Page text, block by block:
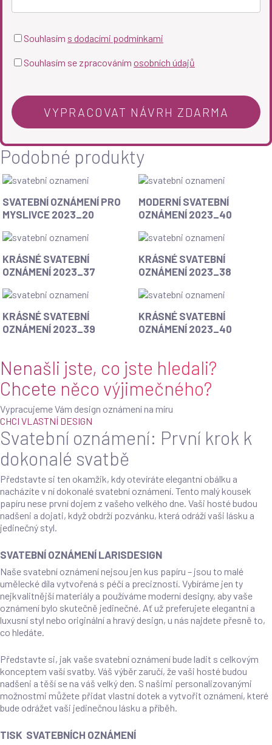
Souhlasím s dodacími podmínkami
Souhlasím se zpracováním osobních údajů
Podobné produkty
Svatební
oznámení
myslivce
SVATEBNÍ OZNÁMENÍ PRO
MYSLIVCE 2023_20
Moderní
svatební
2023_40
MODERNÍ SVATEBNÍ
OZNÁMENÍ 2023_40
Krásné
svatební
2023_37
KRÁSNÉ SVATEBNÍ
OZNÁMENÍ 2023_37
Krásné
svatební
2023_38
KRÁSNÉ SVATEBNÍ
OZNÁMENÍ 2023_38
Krásné
svatební
KRÁSNÉ SVATEBNÍ
OZNÁMENÍ 2023_39
Krásné
svatební
KRÁSNÉ SVATEBNÍ
OZNÁMENÍ 2023_40
Nenašli jste, co jste hledali?
Chcete něco výjimečného?
Vypracujeme Vám design oznámení na míru
CHCI VLASTNÍ DESIGN
Svatební oznámení: První krok k
dokonalé svatbě
Představte si ten okamžik, kdy otevíráte elegantní obálku a
nacházíte v ní dokonalé svatební oznámení. Tento malý kousek
papíru nese první dojem z vašeho velkého dne. Vaši hosté budou
nadšeni a dojati, když obdrží pozvánku, která odráží vaši lásku a
jedinečný styl.
SVATEBNÍ OZNÁMENÍ LARISDESIGN
Naše svatební oznámení nejsou jen kus papíru – jsou to malé
umělecké díla vytvořená s péčí a precizností. Vybíráme jen ty
nejkvalitnější materiály a používáme moderní designy, aby vaše
oznámení bylo skutečně jedinečné. Ať už preferujete elegantní a
luxusní styl nebo originální a hravý design, u nás najdete přesně to,
co hledáte.
Představte si, jak vaše svatební oznámení bude ladit s celkovým
konceptem vaší svatby. Váš výběr zaručí, že vaši hosté budou
nadšeni a těší se na váš velký den. S našimi personalizovanými
možnostmi můžete přidat vlastní dotek a vytvořit oznámení, které
bude odrážet vaši jedinečnou lásku a příběh.
TISK SVATEBNÍCH OZNÁMENÍ